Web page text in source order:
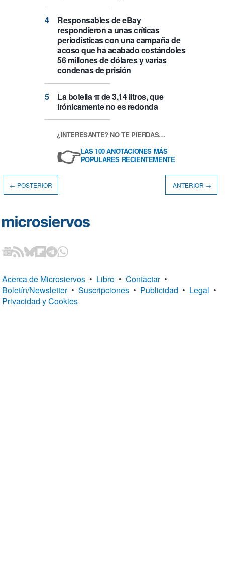
Responsables de eBay
respondieron a unas críticas
periodísticas con una campaña de
acoso que ha acabado costándoles
56 millones de dólares y varias
condenas de prisión
La botella π de 3,14 litros, que
irónicamente no es redonda
¿INTERESANTE? NO TE PIERDAS…
👉LAS 100 ANOTACIONES MÁS
POPULARES RECIENTEMENTE
← POSTERIOR ANTERIOR →
Acerca de Microsiervos • Libro • Contactar •
Boletín/Newsletter • Suscripciones • Publicidad • Legal •
Privacidad y Cookies